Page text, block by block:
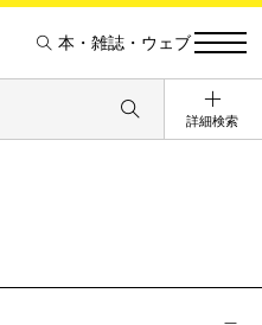
本・雑誌・ウェブ
詳細検索